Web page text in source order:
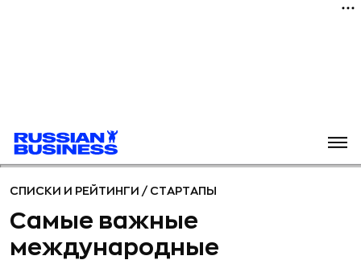
СПИСКИ И РЕЙТИНГИ / СТАРТАПЫ
Самые важные
международные